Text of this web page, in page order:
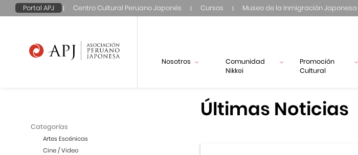
Portal APJ Centro Cultural Peruano Japonés Cursos Museo de la Inmigración Japonesa
Nosotros
Comunidad
Nikkei
Promoción
Cultural
Categorías
Artes Escénicas
Cine / Video
Últimas Noticias